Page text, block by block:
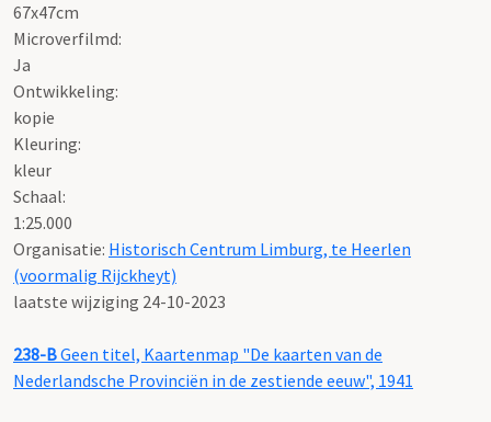
67x47cm
Microverfilmd:
Ja
Ontwikkeling:
kopie
Kleuring:
kleur
Schaal:
1:25.000
Organisatie: Historisch Centrum Limburg, te Heerlen
(voormalig Rijckheyt)
laatste wijziging 24-10-2023
238-BGeen titel, Kaartenmap "De kaarten van de
Nederlandsche Provinciën in de zestiende eeuw", 1941